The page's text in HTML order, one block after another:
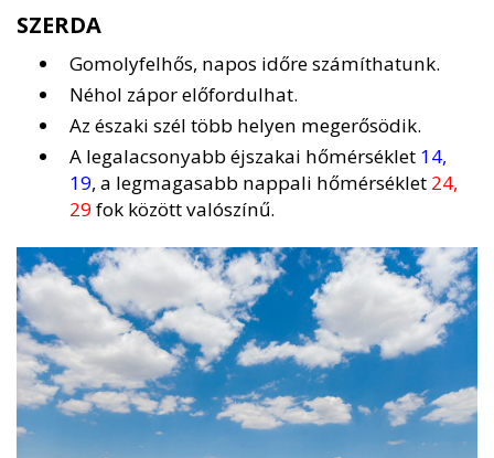
SZERDA
Gomolyfelhős, napos időre számíthatunk.
Néhol zápor előfordulhat.
Az északi szél több helyen megerősödik.
A legalacsonyabb éjszakai hőmérséklet 14,
19, a legmagasabb nappali hőmérséklet 24,
29fok között valószínű.